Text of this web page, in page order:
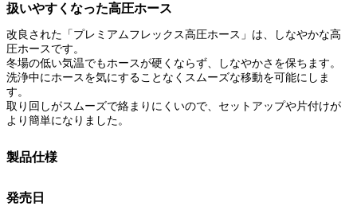
扱いやすくなった高圧ホース
改良された「プレミアムフレックス高圧ホース」は、しなやかな高
圧ホースです。
冬場の低い気温でもホースが硬くならず、しなやかさを保ちます。
洗浄中にホースを気にすることなくスムーズな移動を可能にしま
す。
取り回しがスムーズで絡まりにくいので、セットアップや片付けが
より簡単になりました。
製品仕様
発売日